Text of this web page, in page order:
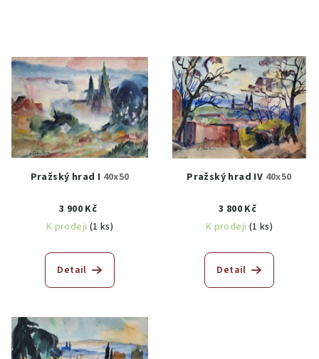
Pražský hrad I 40x50
3 900 Kč
K prodeji (1 ks)
Detail
Pražský hrad IV 40x50
3 800 Kč
K prodeji (1 ks)
Detail